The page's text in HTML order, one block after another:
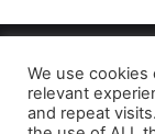
We use
relevant
and repeat